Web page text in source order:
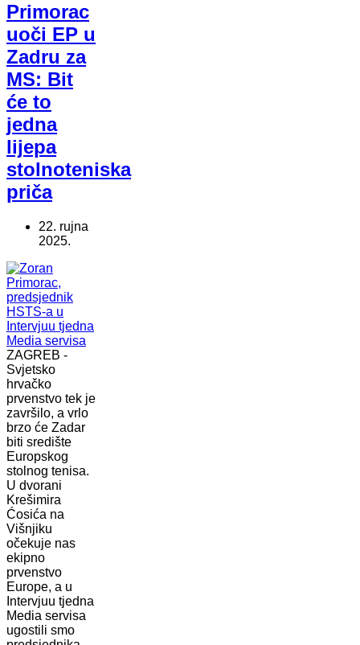
Primorac
uoči EP u
Zadru za
MS: Bit
će to
jedna
lijepa
stolnoteniska
priča
22. rujna
2025.
ZAGREB -
Svjetsko
hrvačko
prvenstvo tek je
završilo, a vrlo
brzo će Zadar
biti središte
Europskog
stolnog tenisa.
U dvorani
Krešimira
Ćosića na
Višnjiku
očekuje nas
ekipno
prvenstvo
Europe, a u
Intervjuu tjedna
Media servisa
ugostili smo